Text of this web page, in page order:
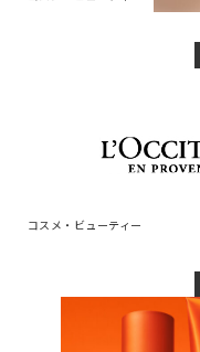
コスメ・ビューティー